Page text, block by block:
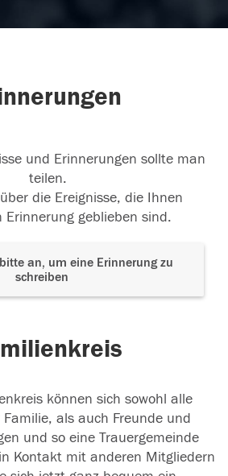
und Erinnerungen sollte man
teilen.
die Ereignisse, die Ihnen
Erinnerung geblieben sind.
an, um eine Erinnerung zu
schreiben
können sich sowohl alle
als auch Freunde und
und so eine Trauergemeinde
Kontakt mit anderen Mitgliedern